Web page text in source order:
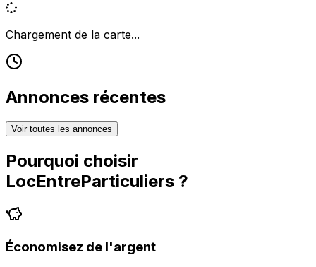
Chargement de la carte...
Annonces récentes
Voir toutes les annonces
Pourquoi choisir
LocEntreParticuliers ?
Économisez de l'argent